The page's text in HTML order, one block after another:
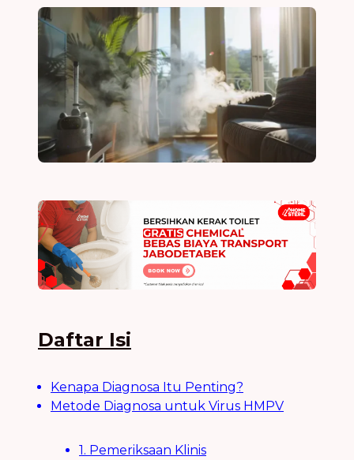
Daftar Isi
Kenapa Diagnosa Itu Penting?
Metode Diagnosa untuk Virus HMPV
1. Pemeriksaan Klinis